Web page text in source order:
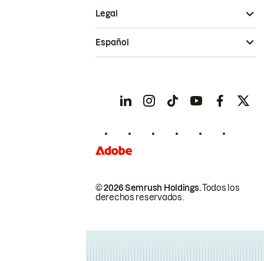
© 2026 Semrush Holdings.Todos los
derechos reservados.
Legal
Español